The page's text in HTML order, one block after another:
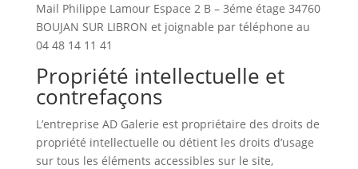
Mail Philippe Lamour Espace 2 B – 3éme étage 34760
BOUJAN SUR LIBRON et joignable par téléphone au
04 48 14 11 41
Propriété intellectuelle et
contrefaçons
L’entreprise AD Galerie est propriétaire des droits de
propriété intellectuelle ou détient les droits d’usage
sur tous les éléments accessibles sur le site,